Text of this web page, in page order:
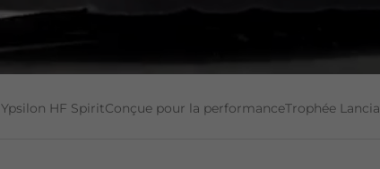
Ypsilon HF SpiritConçue pour la performanceTrophée Lancia